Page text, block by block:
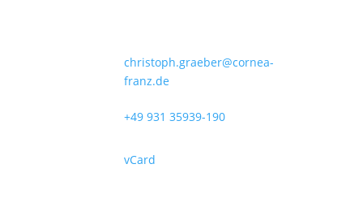
christoph.graeber@cornea-
franz.de
+49 931 35939-190
vCard